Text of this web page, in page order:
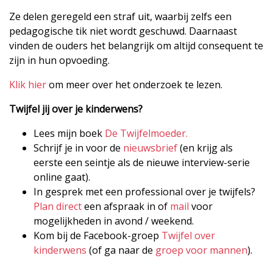
Ze delen geregeld een straf uit, waarbij zelfs een
pedagogische tik niet wordt geschuwd. Daarnaast
vinden de ouders het belangrijk om altijd consequent te
zijn in hun opvoeding.
Klik hierom meer over het onderzoek te lezen.
Twijfel jij over je kinderwens?
Lees mijn boek De Twijfelmoeder.
Schrijf je in voor de nieuwsbrief(en krijg als
eerste een seintje als de nieuwe interview-serie
online gaat).
In gesprek met een professional over je twijfels?
Plan directeen afspraak in of mail voor
mogelijkheden in avond / weekend.
Kom bij de Facebook-groep Twijfel over
kinderwens (of ga naar de groep voor mannen).